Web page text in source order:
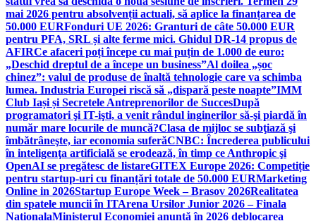
mai 2026 pentru absolvenții actuali, să aplice la finanțarea de
50.000 EURFonduri UE 2026: Granturi de câte 50.000 EUR
pentru PFA, SRL și alte ferme mici. Ghidul DR-14 propus de
AFIRCe afaceri poți începe cu mai puțin de 1.000 de euro:
„Deschid dreptul de a începe un business”Al doilea „șoc
chinez”: valul de produse de înaltă tehnologie care va schimba
lumea. Industria Europei riscă să „dispară peste noapte”IMM
Club Iași și Secretele Antreprenorilor de SuccesDupă
programatori şi IT-işti, a venit rândul inginerilor să-şi piardă în
număr mare locurile de muncă?Clasa de mijloc se subţiază şi
îmbătrâneşte, iar economia suferăCNBC: Încrederea publicului
în inteligenţa artificială se erodează, în timp ce Anthropic şi
OpenAI se pregătesc de listareGITEX Europe 2026: Competiție
pentru startup-uri cu finanțări totale de 50.000 EURMarketing
Online in 2026Startup Europe Week – Brasov 2026Realitatea
din spatele muncii în ITArena Ursilor Junior 2026 – Finala
NationalaMinisterul Economiei anunță în 2026 deblocarea